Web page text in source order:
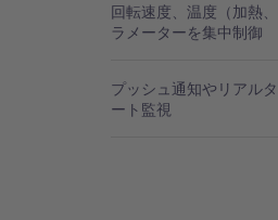
回転速度、温度（加熱
ラメーターを集中制御
プッシュ通知やリアル
ート監視